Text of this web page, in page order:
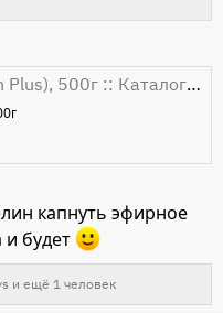
:: Каталог :: Хорс аптека
капнуть эфирное
будет
и ещё 1 человек